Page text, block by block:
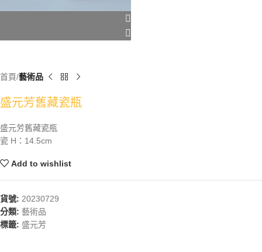
首頁 藝術品
盛元芳舊藏瓷瓶
盛元芳舊藏瓷瓶
瓷 H：14.5cm
Add to wishlist
貨號: 20230729
分類: 藝術品
標籤: 盛元芳